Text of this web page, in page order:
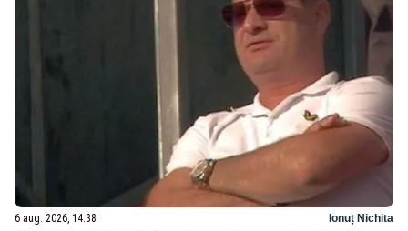
6 aug. 2026, 14:38 Ionuț Nichita